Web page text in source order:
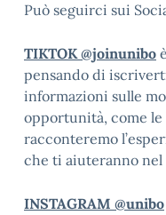
Può seguirci sui
TIKTOK @joinunibo
pensando di
informazioni sulle
opportunità, come
racconteremo
che ti aiuteranno
INSTAGRAM @unibo